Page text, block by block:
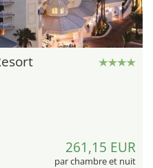
261,15 EUR
par chambre et nuit